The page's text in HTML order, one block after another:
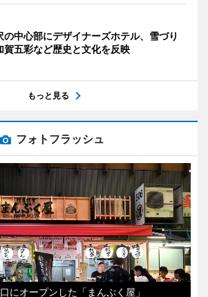
の中心部にデザイナーズホテル、雪づり
賀五彩など歴史と文化を反映
もっと見る
フォトフラッシュ
にオープンした「まんぷく屋」